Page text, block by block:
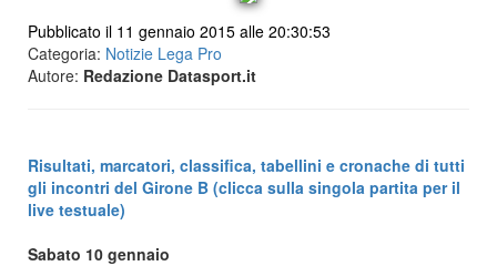
Pubblicato il 11 gennaio 2015 alle 20:30:53
Categoria: Notizie Lega Pro
Autore: Redazione Datasport.it
Risultati, marcatori, classifica, tabellini e cronache di tutti
gli incontri del Girone B (clicca sulla singola partita per il
live testuale)
Sabato 10 gennaio